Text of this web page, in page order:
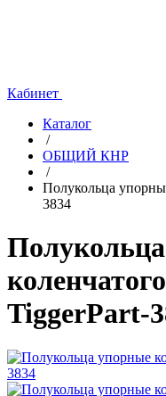
Кабинет
Каталог
/
ОБЩИЙ КНР
/
Полукольца
3834
TiggerPart-